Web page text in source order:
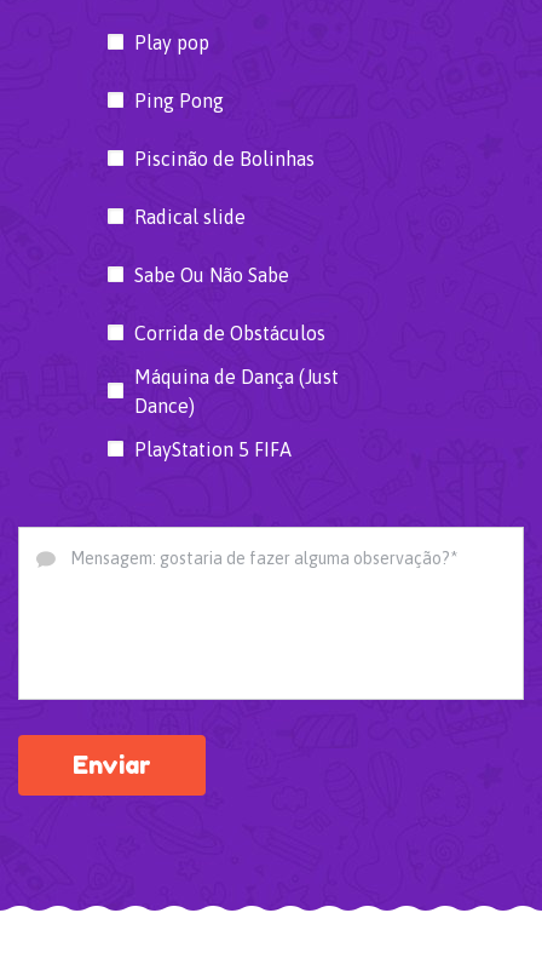
Play pop
Ping Pong
Piscinão de Bolinhas
Radical slide
Sabe Ou Não Sabe
Corrida de Obstáculos
Máquina de Dança (Just
Dance)
PlayStation 5 FIFA
Mensagem: gostaria de fazer alguma observação?*